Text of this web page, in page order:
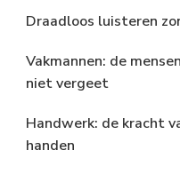
Draadloos luisteren
Vakmannen: de
niet vergeet
Handwerk: de kracht
handen